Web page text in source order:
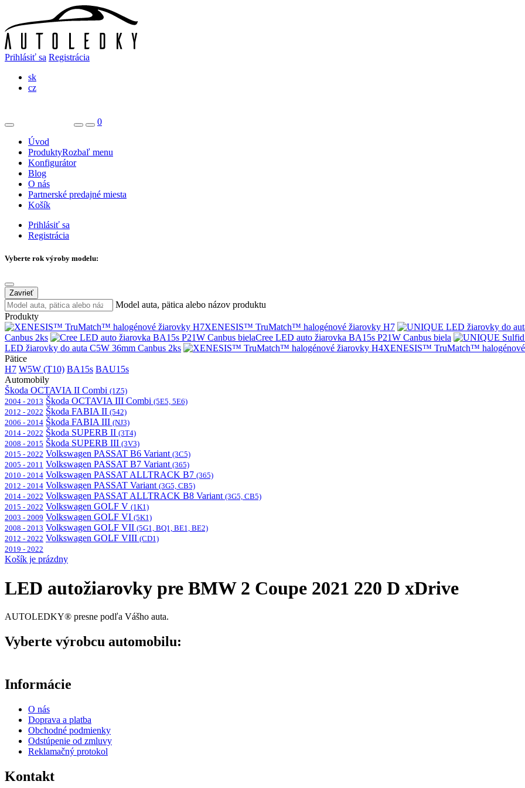
Prihlásiť sa Registrácia
sk
cz
0
Úvod
ProduktyRozbaľ menu
Konfigurátor
Blog
O nás
Partnerské predajné miesta
Košík
Prihlásiť sa
Registrácia
Vyberte rok výroby modelu:
Zavrieť
Model auta, pätica alebo názov produktu
Produkty
XENESIS™ TruMatch™ halogénové žiarovky H7
Canbus 2ks
Cree LED auto žiarovka BA15s P21W Canbus biela
LED žiarovky do auta C5W 36mm Canbus 2ks
XENESIS™ TruMatch™
Pätice
H7 W5W (T10) BA15s BAU15s
Automobily
Škoda OCTAVIA II Combi (1Z5)
2004 - 2013 Škoda OCTAVIA III Combi (5E5, 5E6)
2012 - 2022 Škoda FABIA II (542)
2006 - 2014 Škoda FABIA III (NJ3)
2014 - 2022 Škoda SUPERB II (3T4)
2008 - 2015 Škoda SUPERB III (3V3)
2015 - 2022 Volkswagen PASSAT B6 Variant (3C5)
2005 - 2011 Volkswagen PASSAT B7 Variant (365)
2010 - 2014 Volkswagen PASSAT ALLTRACK B7 (365)
2012 - 2014 Volkswagen PASSAT Variant (3G5, CB5)
2014 - 2022 Volkswagen PASSAT ALLTRACK B8 Variant (3G5, CB5)
2015 - 2022 Volkswagen GOLF V (1K1)
2003 - 2009 Volkswagen GOLF VI (5K1)
2008 - 2013 Volkswagen GOLF VII (5G1, BQ1, BE1, BE2)
2012 - 2022 Volkswagen GOLF VIII (CD1)
2019 - 2022
Košík je prázdny
LED autožiarovky pre BMW 2 Coupe 2021 220 D xDrive
AUTOLEDKY® presne podľa Vášho auta.
Vyberte výrobcu automobilu:
Informácie
O nás
Doprava a platba
Obchodné podmienky
Odstúpenie od zmluvy
Reklamačný protokol
Kontakt